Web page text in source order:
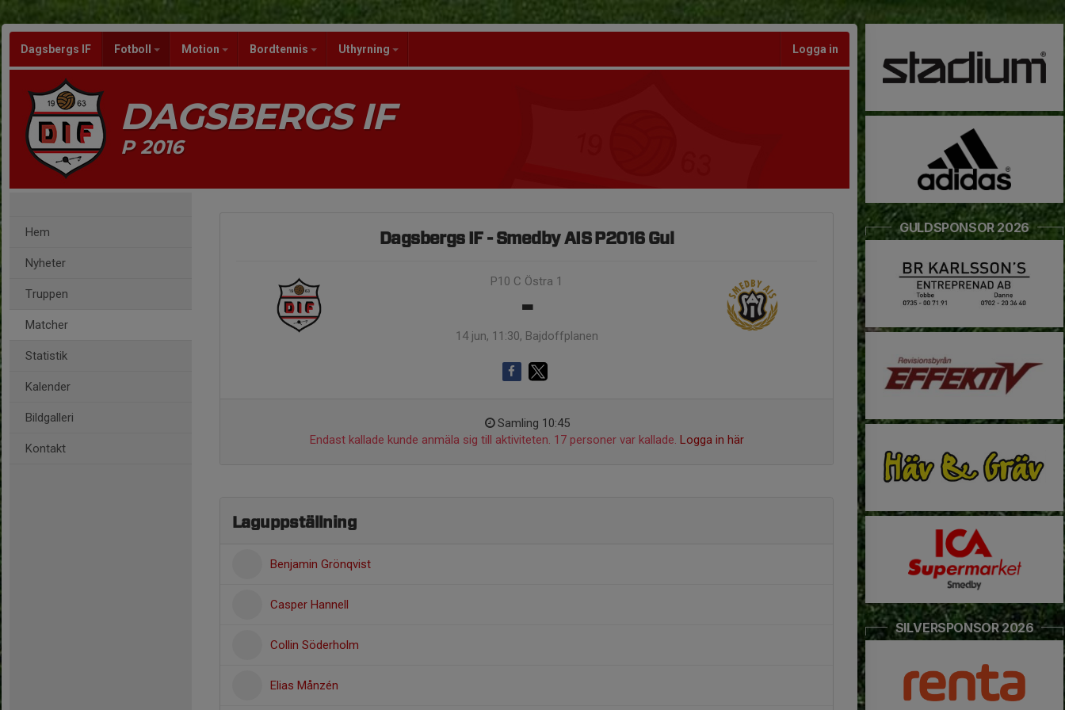
Dagsbergs IF Fotboll Motion Bordtennis Uthyrning Logga in
DAGSBERGS IF
P 2016
Hem
Nyheter
Truppen
Matcher
Statistik
Kalender
Bildgalleri
Kontakt
Dagsbergs IF - Smedby AIS P2016 Gul
P10 C Östra 1
-
14 jun, 11:30, Bajdoffplanen
Samling 10:45
Endast kallade kunde anmäla sig till aktiviteten. 17 personer var kallade. Logga in här
Laguppställning
Benjamin Grönqvist
Casper Hannell
Collin Söderholm
Elias Månzén
GULDSPONSOR 2026
SILVERSPONSOR 2026